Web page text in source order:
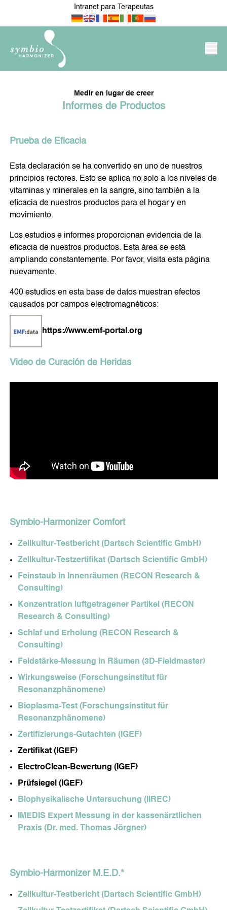
Intranet para Terapeutas
PRODUCTOS/TIENDA
SYMBIO-HARMONIZER
MI LUGAR DE TRABAJO Y
PARA MÉDICOS Y
PARA MIS MASCOTAS DISPOSITIVOS MÓVILES
PARA MIS VIAJES Y
MI PROTECCIÓN EN
SYMBIO COSMETICS
DORA OXYGEN MI DIETA SALUDABLE
MÉDICOS Y TERAPEUTAS
Symbio-Harmonizer Tube
NOTICIAS
Entradas del Blog
EVENTOS
SOBRE NOSOTROS
Equipo
Empleo
Medio Ambiente
Valoración
Política de Protección de Datos
Medir en lugar de creer
Informes de Productos
Prueba de Eficacia
Esta declaración se ha convertido en uno de nuestros
principios rectores. Esto se aplica no solo a los niveles de
vitaminas y minerales en la sangre, sino también a la
eficacia de nuestros productos para el hogar y en
movimiento.
Los estudios e informes proporcionan evidencia de la
eficacia de nuestros productos. Esta área se está
ampliando constantemente. Por favor, visita esta página
nuevamente.
400 estudios en esta base de datos muestran efectos
causados por campos electromagnéticos:
https://www.emf-portal.org
Video de Curación de Heridas
Symbio-Harmonizer Comfort
Zellkultur-Testbericht (Dartsch Scientific GmbH)
Zellkultur-Testzertifikat (Dartsch Scientific GmbH)
Feinstaub in Innenräumen (RECON Research &
Consulting)
Konzentration luftgetragener Partikel (RECON
Research & Consulting)
Schlaf und Erholung (RECON Research &
Consulting)
Feldstärke-Messung in Räumen (3D-Fieldmaster)
Wirkungsweise (Forschungsinstitut für
Resonanzphänomene)
Bioplasma-Test (Forschungsinstitut für
Resonanzphänomene)
Zertifizierungs-Gutachten (IGEF)
Zertifikat (IGEF)
ElectroClean-Bewertung (IGEF)
Prüfsiegel (IGEF)
Biophysikalische Untersuchung (IIREC)
IMEDIS Expert Messung in der kassenärztlichen
Praxis (Dr. med. Thomas Jörgner)
Symbio-Harmonizer M.E.D.*
Zellkultur-Testbericht (Dartsch Scientific GmbH)